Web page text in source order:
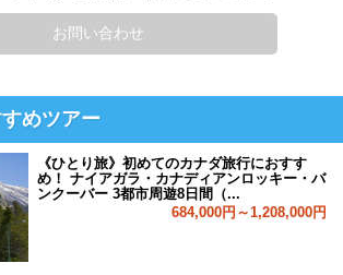
お問い合わせ
めツアー
《ひとり旅》初めてのカナダ旅行におすす
め！ ナイアガラ・カナディアンロッキー・バ
ンクーバー 3都市周遊8日間（...
684,000円～1,208,000円